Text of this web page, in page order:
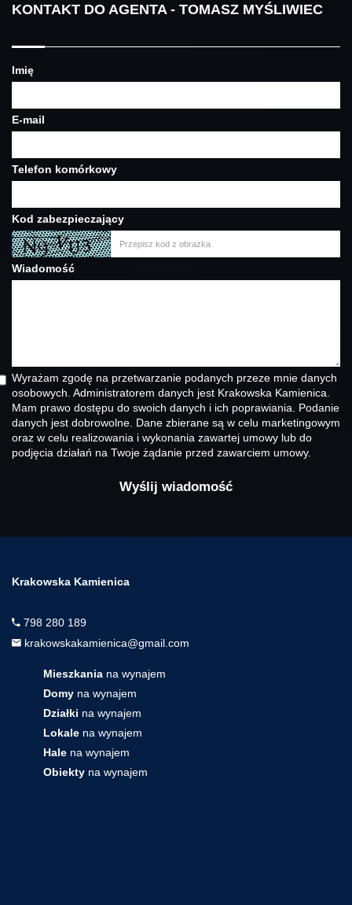
KONTAKT DO AGENTA - TOMASZ MYŚLIWIEC
Imię
E-mail
Telefon komórkowy
Kod zabezpieczający
Wiadomość
Wyrażam zgodę na przetwarzanie podanych przeze mnie danych
osobowych. Administratorem danych jest Krakowska Kamienica.
Mam prawo dostępu do swoich danych i ich poprawiania. Podanie
danych jest dobrowolne. Dane zbierane są w celu marketingowym
oraz w celu realizowania i wykonania zawartej umowy lub do
podjęcia działań na Twoje żądanie przed zawarciem umowy.
Krakowska Kamienica
798 280 189
krakowskakamienica@gmail.com
Mieszkania na wynajem
Domy na wynajem
Działki na wynajem
Lokale na wynajem
Hale na wynajem
Obiekty na wynajem